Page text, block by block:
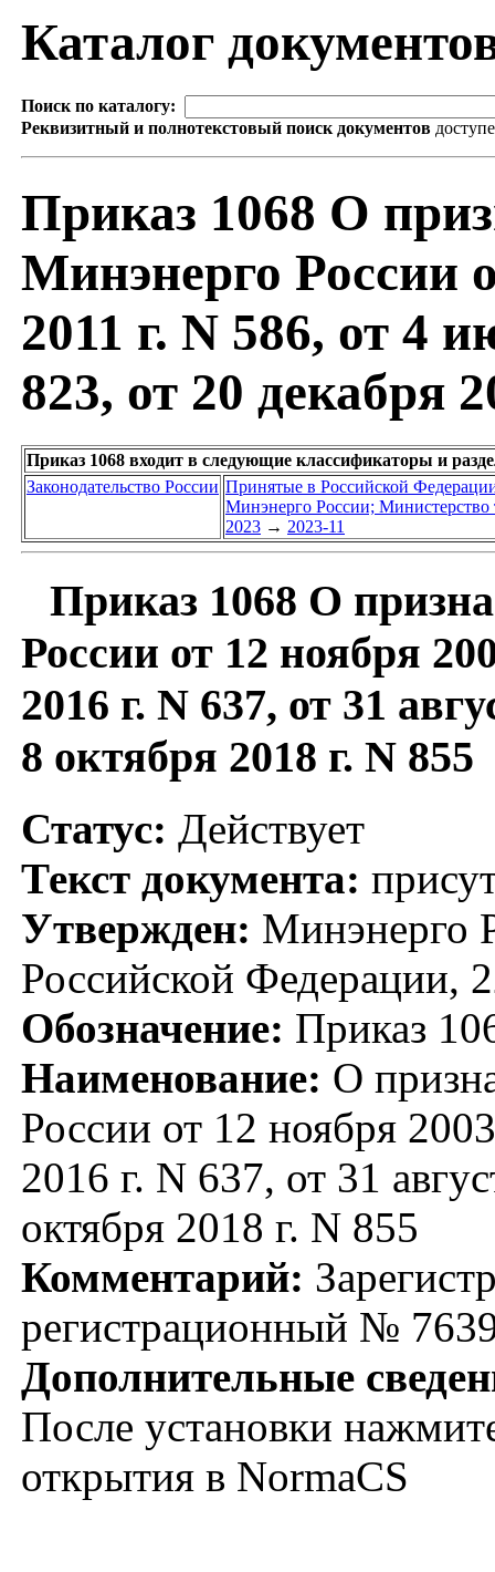
Каталог
Поиск по каталогу:
Реквизитный и полнотекстовый поиск документов
Приказ 1068 О
Минэнерго России
2011 г. N 586, от 4
823, от 20 декабря
Приказ 1068 входит в следующие классификаторы и
Законодательство России Принятые в Российской
Минэнерго России; Министерство
2023 → 2023-11
Приказ 1068 О
России от 12 ноября
2016 г. N 637, от 31
8 октября 2018 г. N 855
Статус: Действует
Текст документа:
Утвержден: Минэнерго
Российской Федерации,
Обозначение: Приказ
Наименование: О
России от 12 ноября
2016 г. N 637, от 31
октября 2018 г. N 855
Комментарий:
регистрационный №
Дополнительные
После установки
открытия в NormaCS